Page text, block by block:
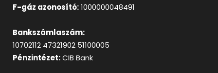
F-gáz azonosító:1000000048491
Bankszámlaszám:
10702112 47321902 51100005
Pénzintézet:CIB Bank